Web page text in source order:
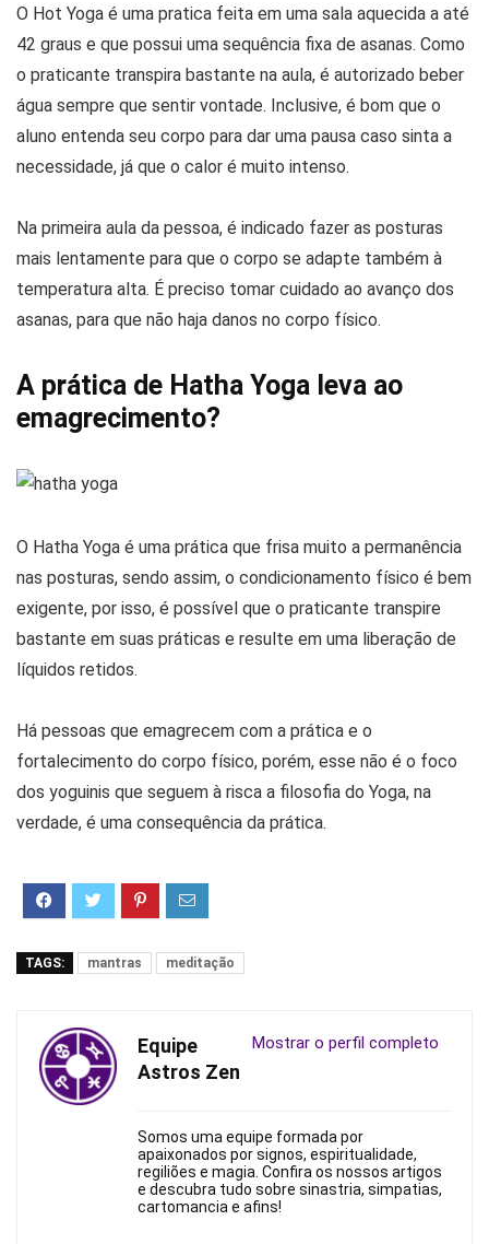
O Hot Yoga é uma pratica feita em uma sala aquecida a até
42 graus e que possui uma sequência fixa de asanas. Como
o praticante transpira bastante na aula, é autorizado beber
água sempre que sentir vontade. Inclusive, é bom que o
aluno entenda seu corpo para dar uma pausa caso sinta a
necessidade, já que o calor é muito intenso.
Na primeira aula da pessoa, é indicado fazer as posturas
mais lentamente para que o corpo se adapte também à
temperatura alta. É preciso tomar cuidado ao avanço dos
asanas, para que não haja danos no corpo físico.
A prática de Hatha Yoga leva ao
emagrecimento?
O Hatha Yoga é uma prática que frisa muito a permanência
nas posturas, sendo assim, o condicionamento físico é bem
exigente, por isso, é possível que o praticante transpire
bastante em suas práticas e resulte em uma liberação de
líquidos retidos.
Há pessoas que emagrecem com a prática e o
fortalecimento do corpo físico, porém, esse não é o foco
dos yoguinis que seguem à risca a filosofia do Yoga, na
verdade, é uma consequência da prática.
TAGS: mantras meditação
Mostrar o perfil completo
Equipe
Astros Zen
Somos uma equipe formada por
apaixonados por signos, espiritualidade,
regiliões e magia. Confira os nossos artigos
e descubra tudo sobre sinastria, simpatias,
cartomancia e afins!